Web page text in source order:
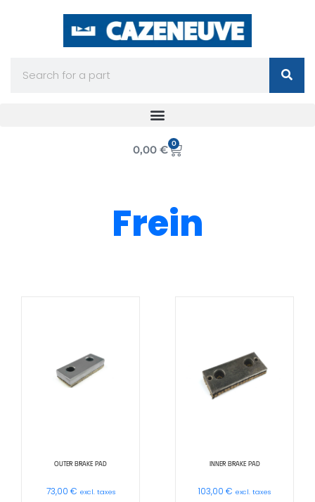
0,00 € 0
Cart
Frein
OUTER BRAKE PAD
73,00 € excl. taxes
INNER BRAKE PAD
103,00 € excl. taxes